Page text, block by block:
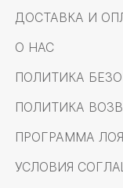
ДОСТАВКА И
О НАС
ПОЛИТИКА
ПОЛИТИКА
ПРОГРАММА
УСЛОВИЯ